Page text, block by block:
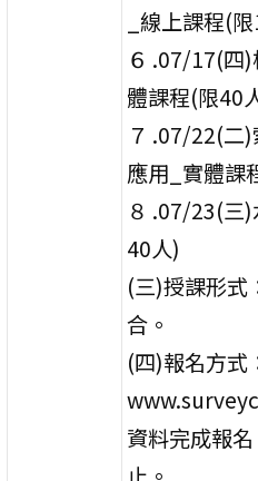
_線上課程(
６ .07/17(四
體課程(限40
７ .07/22(二
應用_實體課
８ .07/23(三
40人)
(三)授課形式
合。
(四)報名方
資料完成報